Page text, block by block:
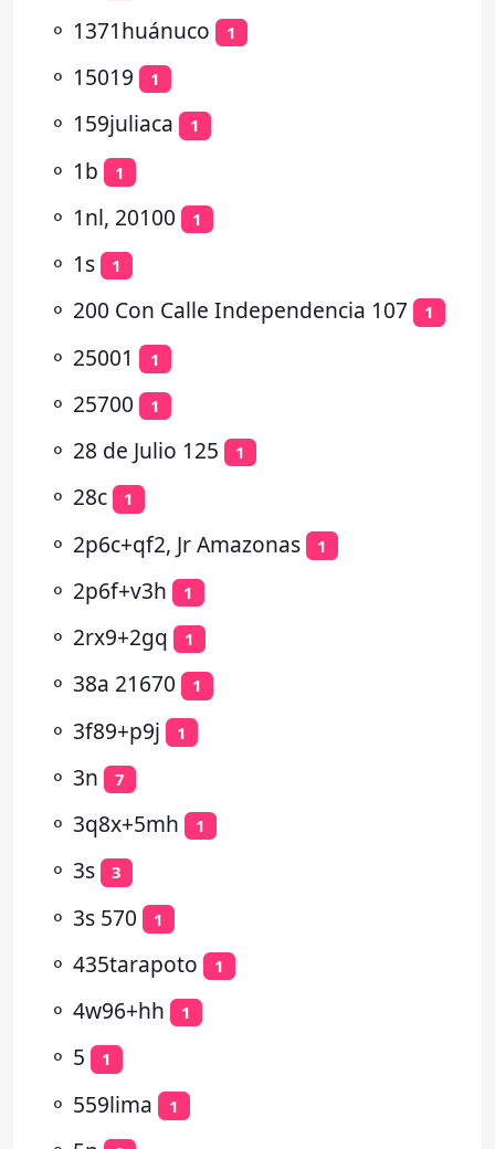
⚬ 1371huánuco 1
⚬ 15019 1
⚬ 159juliaca 1
⚬ 1b 1
⚬ 1nl, 20100 1
⚬ 1s 1
⚬ 200 Con Calle Independencia 107 1
⚬ 25001 1
⚬ 25700 1
⚬ 28 de Julio 125 1
⚬ 28c 1
⚬ 2p6c+qf2, Jr Amazonas 1
⚬ 2p6f+v3h 1
⚬ 2rx9+2gq 1
⚬ 38a 21670 1
⚬ 3f89+p9j 1
⚬ 3n 7
⚬ 3q8x+5mh 1
⚬ 3s 3
⚬ 3s 570 1
⚬ 435tarapoto 1
⚬ 4w96+hh 1
⚬ 5 1
⚬ 559lima 1